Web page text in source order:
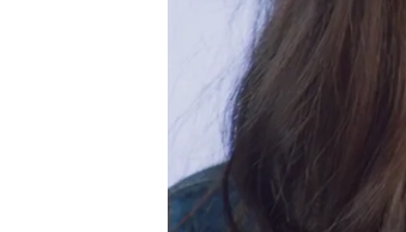
Publicado:09 de febrero
Eduardo
no sabe
desde que
estado
han hecho